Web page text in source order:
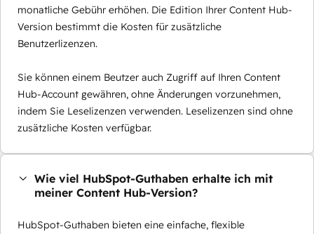
monatliche Gebühr erhöhen. Die Edition Ihrer Content Hub-
Version bestimmt die Kosten für zusätzliche
Benutzerlizenzen.
Sie können einem Beutzer auch Zugriff auf Ihren Content
Hub-Account gewähren, ohne Änderungen vorzunehmen,
indem Sie Leselizenzen verwenden. Leselizenzen sind ohne
zusätzliche Kosten verfügbar.
Wie viel HubSpot-Guthaben erhalte ich mit
meiner Content Hub-Version?
HubSpot-Guthaben bieten eine einfache, flexible